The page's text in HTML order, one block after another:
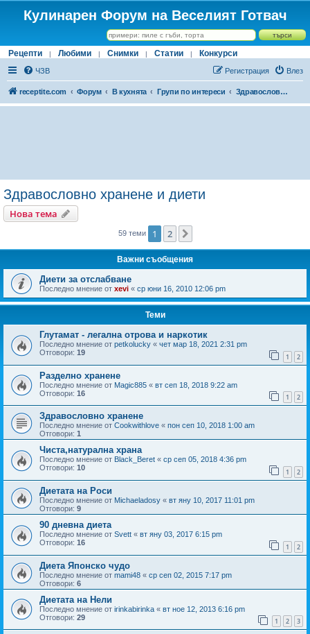
Кулинарен Форум на Веселият Готвач
Рецепти | Любими | Снимки | Статии | Конкурси
ЧЗВ Влез
Регистрация
receptite.com Форум В кухнята Групи по интереси Здравословно хранене и диети
Здравословно хранене и диети
Нова тема
59 теми 1 2
Важни съобщения
Диети за отслабване
Последно мнение от xevi « ср юни 16, 2010 12:06 pm
Теми
Глутамат - легална отрова и наркотик
Последно мнение от petkolucky « чет мар 18, 2021 2:31 pm
Отговори: 19 1 2
Разделно хранене
Последно мнение от Magic885 « вт сеп 18, 2018 9:22 am
Отговори: 16 1 2
Здравословно хранене
Последно мнение от Cookwithlove « пон сеп 10, 2018 1:00 am
Отговори: 1
Чиста,натурална храна
Последно мнение от Black_Beret « ср сеп 05, 2018 4:36 pm
Отговори: 10 1 2
Диетата на Роси
Последно мнение от Michaeladosy « вт яну 10, 2017 11:01 pm
Отговори: 9
90 дневна диета
Последно мнение от Svett « вт яну 03, 2017 6:15 pm
Отговори: 16 1 2
Диета Японско чудо
Последно мнение от mami48 « ср сеп 02, 2015 7:17 pm
Отговори: 6
Диетата на Нели
Последно мнение от irinkabirinka « вт ное 12, 2013 6:16 pm
Отговори: 29 1 2 3